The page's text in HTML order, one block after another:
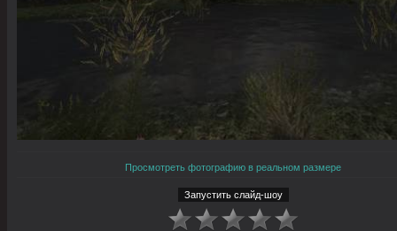
Просмотреть фотографию в реальном размере